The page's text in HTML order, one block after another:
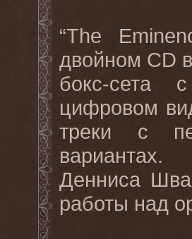
“The
двойном CD
бокс-сета
цифровом
треки с
Денниса
работы над